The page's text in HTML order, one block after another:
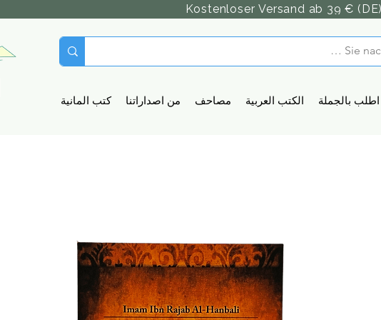
Kostenloser Versand ab 39 € (DE)
كتب المانية من اصداراتنا مصاحف الكتب العربية اطلب بالجملة